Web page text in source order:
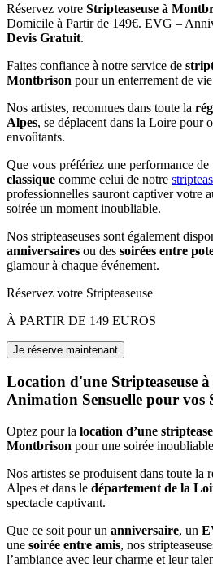
Réservez votre Stripteaseuse à
Domicile à Partir de 149€. EVG –
Devis Gratuit.
Faites confiance à notre service de
Montbrison pour un enterrement de
Nos artistes, reconnues dans toute la
Alpes, se déplacent dans la Loire pour
envoûtants.
Que vous préfériez une performance de
classique comme celui de notre
professionnelles sauront captiver votre
soirée un moment inoubliable.
Nos stripteaseuses sont également
anniversaires ou des soirées entre
glamour à chaque événement.
Réservez votre Stripteaseuse
À PARTIR DE 149 EUROS
Location d'une Stripteaseuse
Animation Sensuelle pour vos
Optez pour la location d’une
Montbrison pour une soirée
Nos artistes se produisent dans toute la
Alpes et dans le département de la
spectacle captivant.
Que ce soit pour un anniversaire, un
une soirée entre amis, nos
l’ambiance avec leur charme et leur